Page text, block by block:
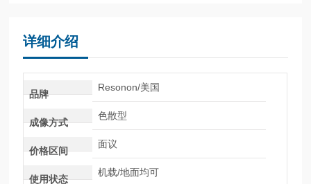
详细介绍
品牌
Resonon/美国
成像方式
色散型
价格区间
面议
使用状态
机载/地面均可